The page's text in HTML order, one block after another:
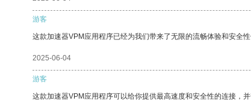
游客
这款加速器VPM应用程序已经为我们带来了无限的流畅体验和安全性
2025-06-04
游客
这款加速器VPM应用程序可以给你提供最高速度和安全性的连接，并